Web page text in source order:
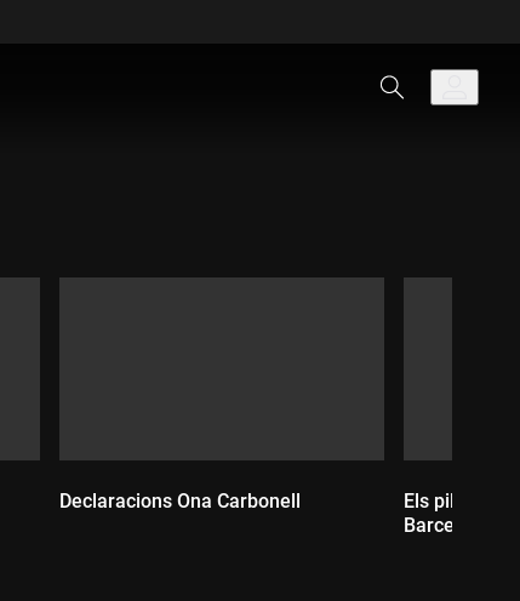
Declaracions Ona Carbonell
Els pilots
Barcelona-